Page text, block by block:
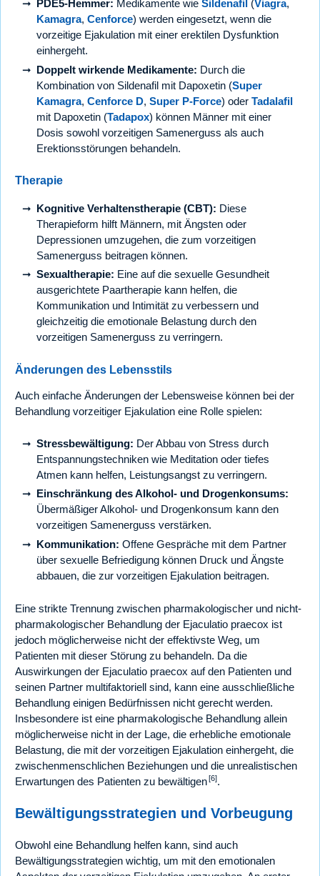
PDE5-Hemmer: Medikamente wie Sildenafil (Viagra,
Kamagra, Cenforce) werden eingesetzt, wenn die
vorzeitige Ejakulation mit einer erektilen Dysfunktion
einhergeht.
Doppelt wirkende Medikamente: Durch die
Kombination von Sildenafil mit Dapoxetin (Super
Kamagra, Cenforce D, Super P-Force) oder Tadalafil
mit Dapoxetin (Tadapox) können Männer mit einer
Dosis sowohl vorzeitigen Samenerguss als auch
Erektionsstörungen behandeln.
Therapie
Kognitive Verhaltenstherapie (CBT): Diese
Therapieform hilft Männern, mit Ängsten oder
Depressionen umzugehen, die zum vorzeitigen
Samenerguss beitragen können.
Sexualtherapie: Eine auf die sexuelle Gesundheit
ausgerichtete Paartherapie kann helfen, die
Kommunikation und Intimität zu verbessern und
gleichzeitig die emotionale Belastung durch den
vorzeitigen Samenerguss zu verringern.
Änderungen des Lebensstils
Auch einfache Änderungen der Lebensweise können bei der
Behandlung vorzeitiger Ejakulation eine Rolle spielen:
Stressbewältigung: Der Abbau von Stress durch
Entspannungstechniken wie Meditation oder tiefes
Atmen kann helfen, Leistungsangst zu verringern.
Einschränkung des Alkohol- und Drogenkonsums:
Übermäßiger Alkohol- und Drogenkonsum kann den
vorzeitigen Samenerguss verstärken.
Kommunikation: Offene Gespräche mit dem Partner
über sexuelle Befriedigung können Druck und Ängste
abbauen, die zur vorzeitigen Ejakulation beitragen.
Eine strikte Trennung zwischen pharmakologischer und nicht-
pharmakologischer Behandlung der Ejaculatio praecox ist
jedoch möglicherweise nicht der effektivste Weg, um
Patienten mit dieser Störung zu behandeln. Da die
Auswirkungen der Ejaculatio praecox auf den Patienten und
seinen Partner multifaktoriell sind, kann eine ausschließliche
Behandlung einigen Bedürfnissen nicht gerecht werden.
Insbesondere ist eine pharmakologische Behandlung allein
möglicherweise nicht in der Lage, die erhebliche emotionale
Belastung, die mit der vorzeitigen Ejakulation einhergeht, die
zwischenmenschlichen Beziehungen und die unrealistischen
Erwartungen des Patienten zu bewältigen [6].
Bewältigungsstrategien und Vorbeugung
Obwohl eine Behandlung helfen kann, sind auch
Bewältigungsstrategien wichtig, um mit den emotionalen